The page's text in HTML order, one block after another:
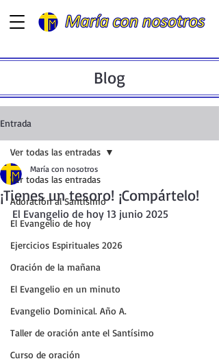
Blog
Entrada
Ver todas las entradas
Adoración al Santísimo
El Evangelio de hoy
Ejercicios Espirituales 2026
Oración de la mañana
El Evangelio en un minuto
Evangelio Dominical. Año A.
Taller de oración ante el Santísimo
Curso de oración
Ver todas las entradas
¡Tienes un tesoro! ¡Compártelo!
María con nosotros
El Evangelio de hoy 13 junio 2025